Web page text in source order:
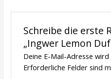
Schreibe die erste
„Ingwer Lemon
Deine E-Mail-Adresse
Erforderliche Felder sind